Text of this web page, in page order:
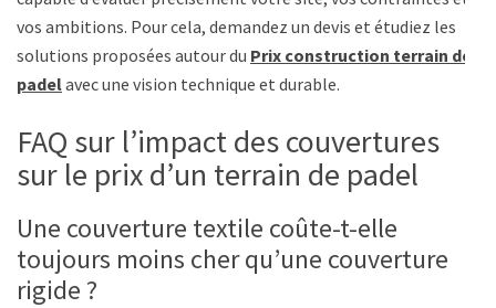
vos ambitions. Pour cela, demandez un devis et étudiez les
solutions proposées autour du Prix construction terrain de
padelavec une vision technique et durable.
FAQ sur l’impact des couvertures
sur le prix d’un terrain de padel
Une couverture textile coûte-t-elle
toujours moins cher qu’une couverture
rigide ?